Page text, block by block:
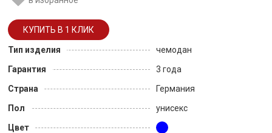
Тип изделия
чемодан
Гарантия
3 года
Страна
Германия
Пол
унисекс
Цвет